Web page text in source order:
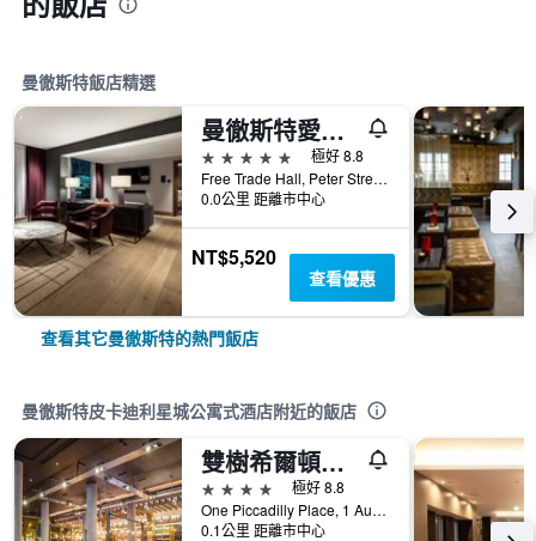
曼徹斯特飯店精選
曼徹斯特愛德華麗笙酒店 - 曼徹斯特
5星級
極好 8.8
Free Trade Hall, Peter Street, 曼徹斯特, 英國
0.0公里 距離市中心
NT$5,520
查看優惠
查看其它曼徹斯特的熱門飯店
曼徹斯特皮卡迪利星城公寓式酒店附近的飯店
雙樹希爾頓曼切斯特皮卡迪利酒店
4星級
極好 8.8
One Piccadilly Place, 1 Auburn Street, 曼徹斯特, 英國
0.1公里 距離市中心